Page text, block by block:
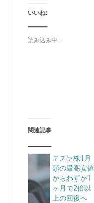
いいね:
読み込み中...
関連記事
テスラ株1月
頭の最高安値
からわずか1
ヶ月で2倍以
上の回復へ